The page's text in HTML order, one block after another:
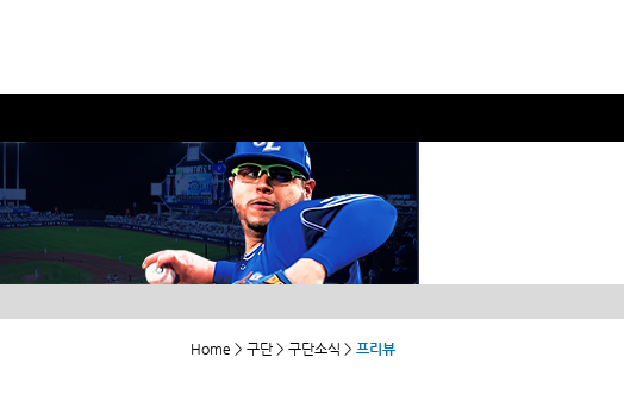
Home > 구단 > 구단소식 > 프리뷰